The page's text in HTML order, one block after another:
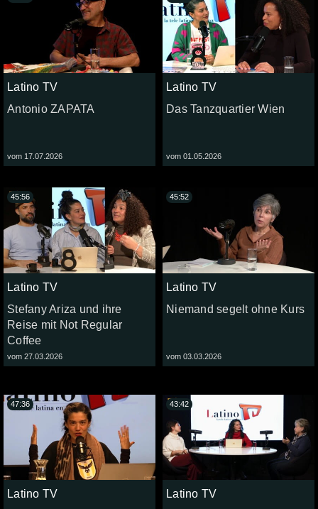
Latino TV
Antonio ZAPATA
vom 17.07.2026
Latino TV
Das Tanzquartier Wien
vom 01.05.2026
Latino TV
Stefany Ariza und ihre
Reise mit Not Regular
Coffee
vom 27.03.2026
45:56
Latino TV
Niemand segelt ohne Kurs
vom 03.03.2026
45:52
Latino TV
47:36
Latino TV
43:42